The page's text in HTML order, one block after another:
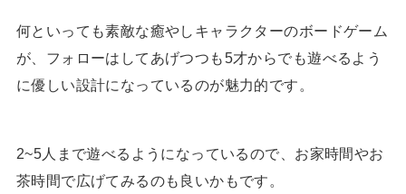
何といっても素敵な癒やしキャラクターのボードゲーム
が、フォローはしてあげつつも5才からでも遊べるよう
に優しい設計になっているのが魅力的です。
2~5人まで遊べるようになっているので、お家時間やお
茶時間で広げてみるのも良いかもです。